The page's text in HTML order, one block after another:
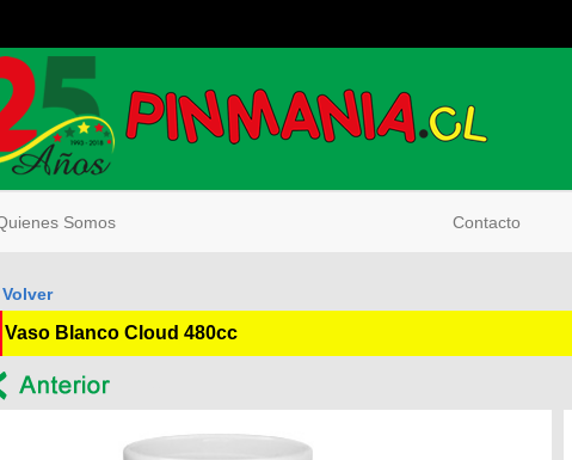
Somos Contacto
Vaso Blanco Cloud 480cc